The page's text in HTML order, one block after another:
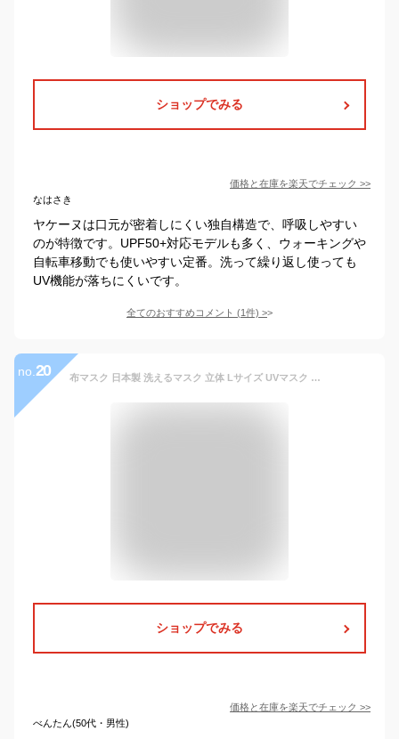
ショップでみる
価格と在庫を楽天でチェック >>
なはさき
ヤケーヌは口元が密着しにくい独自構造で、呼吸しやすい
のが特徴です。UPF50+対応モデルも多く、ウォーキングや
自転車移動でも使いやすい定番。洗って繰り返し使っても
UV機能が落ちにくいです。
全てのおすすめコメント (1件) >
no. 20 布マスク 日本製 洗えるマスク 立体 Lサイズ UVマスク 布製マスク 大きいサイズ ニットマスク uvカット 抗菌 防臭 速乾 マスクカバー メンズ レディース 大きめ 男性用 女性用 大人用 子供用 こども 子ども 黒 お洒落マスク シンプル 洗濯 オーダーメイド サイズオーダー
ショップでみる
価格と在庫を楽天でチェック >>
べんたん(50代・男性)